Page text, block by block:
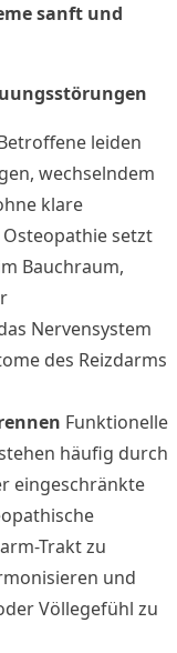
sanft und
leiden
wechselndem
klare
setzt
Bauchraum,
Nervensystem
des Reizdarms
Funktionelle
häufig durch
eingeschränkte
Trakt zu
und
Völlegefühl zu